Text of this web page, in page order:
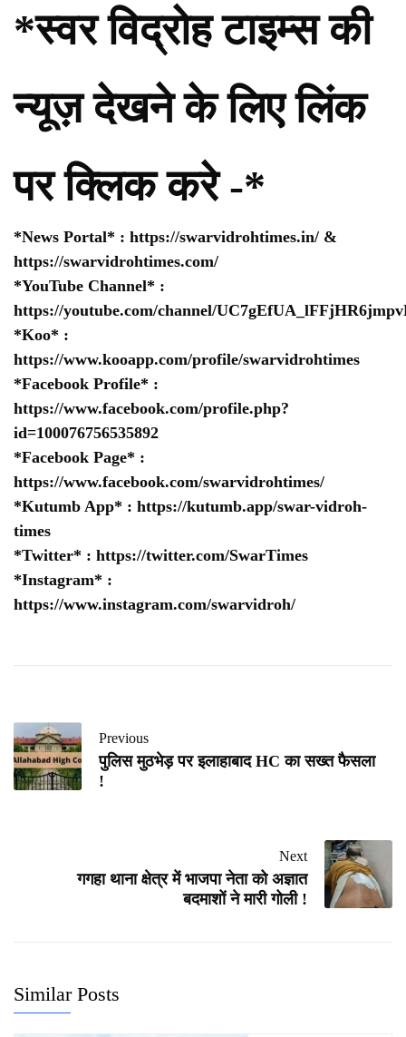
*स्वर विद्रोह टाइम्स की
न्यूज़ देखने के लिए लिंक
पर क्लिक करे -*
*News Portal* : https://swarvidrohtimes.in/ &
https://swarvidrohtimes.com/
*YouTube Channel* :
https://youtube.com/channel/
*Koo* :
https://www.kooapp.com/profile/swarvidrohtimes
*Facebook Profile* :
https://www.facebook.com/profile.php?
id=100076756535892
*Facebook Page* :
https://www.facebook.com/swarvidrohtimes/
*Kutumb App* : https://kutumb.app/swar-vidroh-
times
*Twitter* : https://twitter.com/SwarTimes
*Instagram* :
https://www.instagram.com/swarvidroh/
Previous
पुलिस मुठभेड़ पर इलाहाबाद HC का सख्त फैसला
!
Next
गगहा थाना क्षेत्र में भाजपा नेता को अज्ञात
बदमाशों ने मारी गोली !
Similar Posts